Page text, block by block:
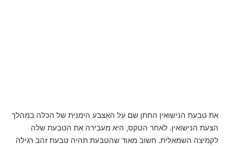
את טבעת הנישואין החתן שם על האצבע הימנית של הכלה במהלך
הצעת הנישואין. לאחר הטקס, היא מעבירה את הטבעת שלה
לקמיצה השמאלית. חשוב מאוד שהטבעת תהיה טבעת זהב רגילה